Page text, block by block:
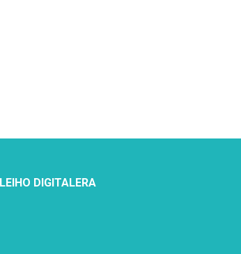
DIGITALERA